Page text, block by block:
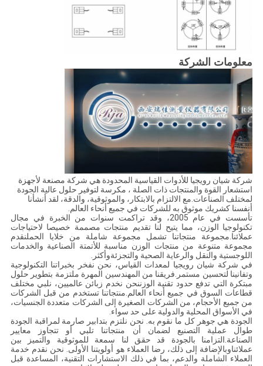
معلومات الشركة
شركة شيان رويجيا للأدوات القياسية المحدودة هي شركة مصنعة لأجهزة
استشعار القوة والمنتجات ذات الصلة ، مكرسة لتوفير حلول عالية الجودة
لمختلف الصناعات.مع الالتزام بالابتكار، والموثوقية، والدقة، لقد أنشأنا
أنفسنا كشريك موثوق به للشركات في جميع أنحاء العالم.
تأسست في عام 2005، وقد تراكمت سنوات من الخبرة في مجال
تكنولوجيا الوزن، مما يتيح لنا تقديم منتجات مصممة خصيصا لاحتياجات
عملائنا.مجموعة منتجاتنا تشمل مجموعة شاملة من خلايا الحملنقدم
مجموعة متنوعة من منتجات الوزن مناسبة للأتمتة الصناعية والخدمات
اللوجستية والنقل والرعاية الصحية والتجزئةوأكثر.
في شركة شيان رويجيا لمعدات القياس، نحن نفخر بخبراتنا التكنولوجية
وتفانينا لتحسين مستمر.فريقنا من المهندسين المهرة ملتزمة بتطوير حلول
مبتكرة التي تدفع حدود تقنية الوزننحن نخدم زبائن عالميين، نلبي مختلف
قطاعات السوق في جميع أنحاء العالم.منتجاتنا تستخدم من قبل الشركات
من جميع الأحجام، من الشركات الصغيرة إلى الشركات متعددة الجنسيات،
في الأسواق المحلية والدولية على حد سواء.
الجودة هي جوهر كل ما نقوم به. نحن نلتزم بتدابير صارمة لمراقبة الجودة
طوال عملية التصنيع لضمان أن منتجاتنا تلبي أو تتجاوز معايير
الصناعة.التزامنا بالجودة قد حقق لنا سمعة للموثوقية والتميز بين
عملائناوبالإضافة إلى ذلك، رضا العملاء هو أولويتنا الأولى. نحن نقدم خدمة
العملاء الشاملة والدعم، بما في ذلك الاستشارات التقنية، المساعدة قبل